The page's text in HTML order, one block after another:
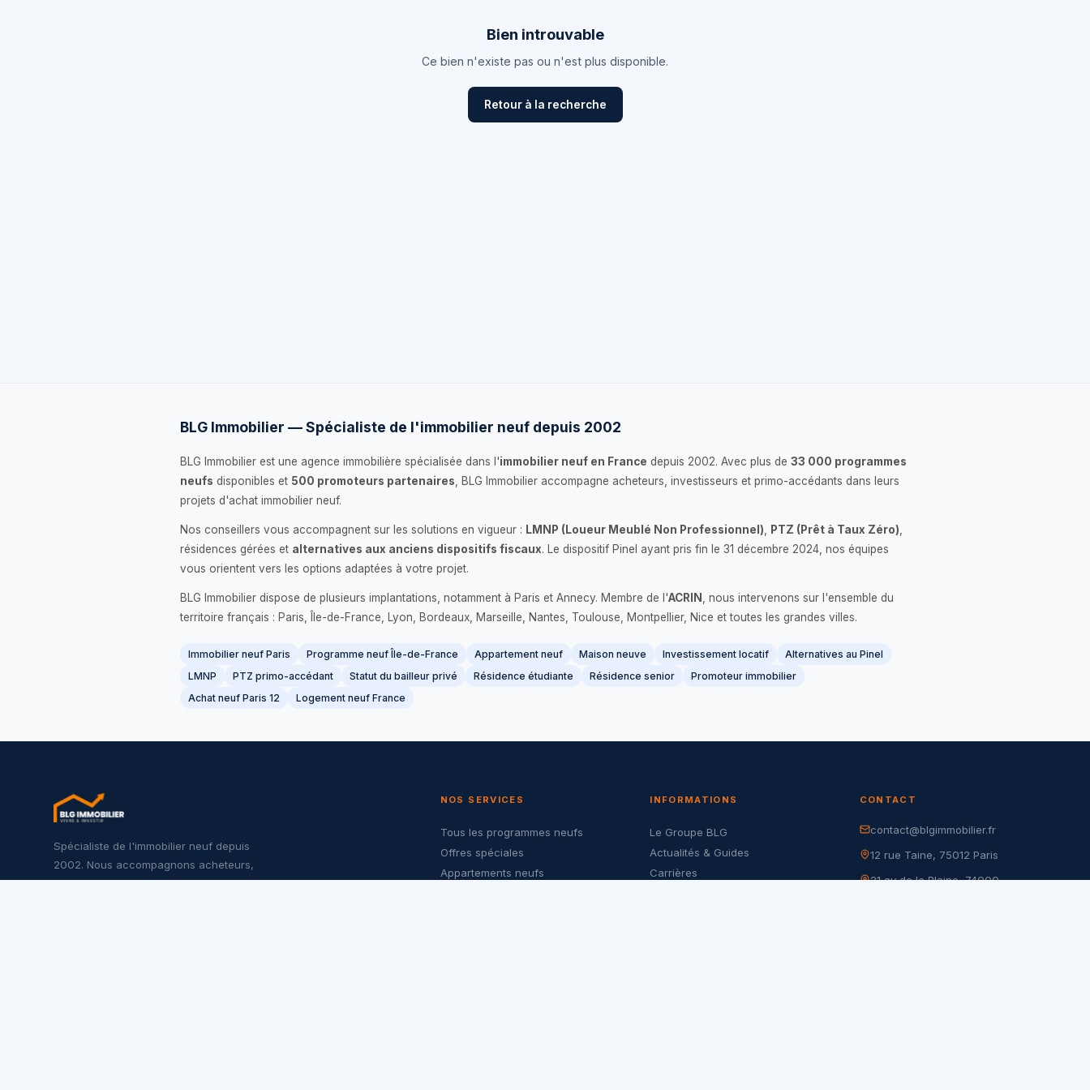
Bien introuvable
Ce bien n'existe pas ou n'est plus disponible.
Retour à la recherche
BLG Immobilier — Spécialiste de l'immobilier neuf depuis 2002
BLG Immobilier est une agence immobilière spécialisée dans l'immobilier neuf en France depuis 2002. Avec plus de 33 000 programmes
neufs disponibles et 500 promoteurs partenaires , BLG Immobilier accompagne acheteurs, investisseurs et primo-accédants dans leurs
projets d'achat immobilier neuf.
Nos conseillers vous accompagnent sur les solutions en vigueur : LMNP (Loueur Meublé Non Professionnel) PTZ (Prêt à Taux Zéro)
résidences gérées et alternatives aux anciens dispositifs fiscaux. Le dispositif Pinel ayant pris fin le 31 décembre 2024, nos équipes
vous orientent vers les options adaptées à votre projet.
BLG Immobilier dispose de plusieurs implantations, notamment à Paris et Annecy. Membre de l'ACRIN
, nous intervenons sur l'ensemble du
territoire français : Paris, Île-de-France, Lyon, Bordeaux, Marseille, Nantes, Toulouse, Montpellier, Nice et toutes les grandes villes.
Immobilier neuf Paris Programme neuf Île-de-France Appartement neuf Maison neuve Investissement locatif
Alternatives au Pinel
LMNP
PTZ primo-accédant Statut du bailleur privé Résidence étudiante Résidence senior
Promoteur immobilier
Achat neuf Paris 12
Logement neuf France
Spécialiste de l'immobilier neuf depuis
2002. Nous accompagnons acheteurs,
investisseurs et promoteurs sur l'ensemble
NOS SERVICES
Tous les programmes neufs
Offres spéciales
Appartements neufs
INFORMATIONS
Le Groupe BLG
Actualités & Guides
Carrières
CONTACT
contact@blgimmobilier.fr
12 rue Taine, 75012 Paris
21 av de la Plaine, 74000